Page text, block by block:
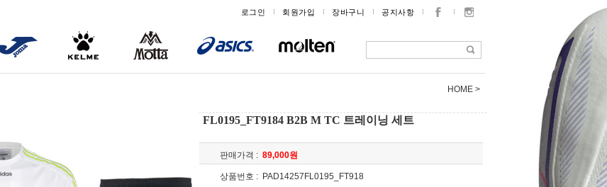
로그인 회원가입 장바구니 공지사항
HOME >
FL0195_FT9184 B2B M TC 트레이닝 세트
판매가격 : 89,000원
상품번호 : PAD14257FL0195_FT918